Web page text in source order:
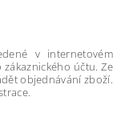
v internetovém
účtu. Ze
objednávání zboží.